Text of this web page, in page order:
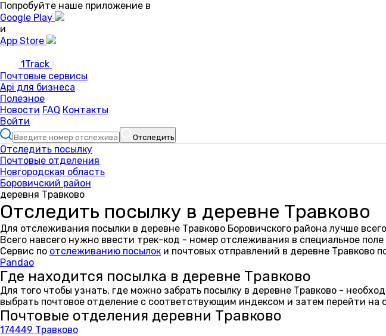
Попробуйте наше приложение в
Google Play
и
App Store
1Track
Почтовые сервисы
Api для бизнеса
Полезное
Новости FAQ Контакты
Войти
Отследить
Отследить посылку
Почтовые отделения
Новгородская область
Боровичский район
деревня Травково
Отследить посылку в деревне Травково
Для отслеживания посылки в деревне Травково Боровичского района лучше
Всего навсего нужно ввести трек-код - номер отслеживания в специальное
Сервис по отслеживанию посылок и почтовых отправлений в деревне Травково
Pandao
Где находится посылка в деревне Травково
Для того чтобы узнать, где можно забрать посылку в деревне Травково -
выбрать почтовое отделение с соответствующим индексом и затем перейти
Почтовые отделения деревни Травково
174449 Травково